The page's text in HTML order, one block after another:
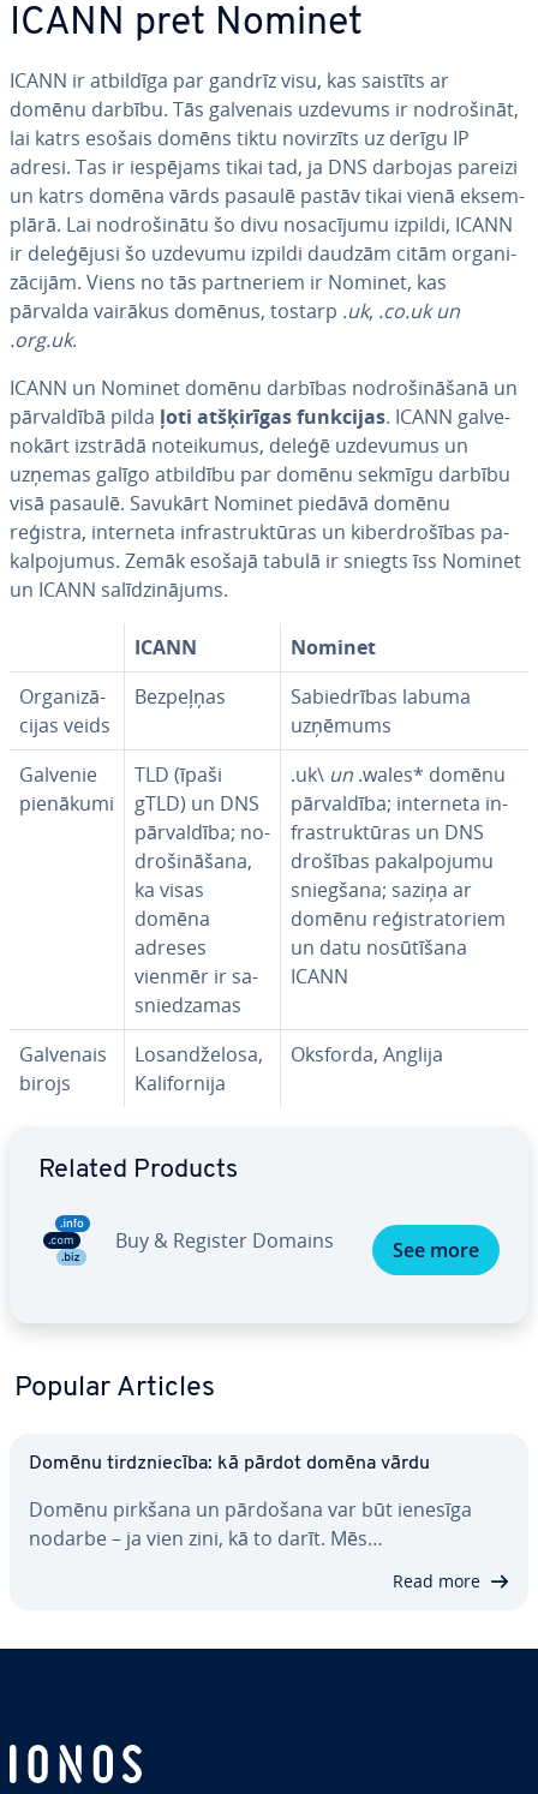
ICANN pret Nominet
ICANN ir atbildīga par gandrīz visu, kas saistīts ar
domēnu darbību. Tās galvenais uzdevums ir no­dro­ši­nāt,
lai katrs esošais domēns tiktu novirzīts uz derīgu IP
adresi. Tas ir iespējams tikai tad, ja DNS darbojas pareizi
un katrs domēna vārds pasaulē pastāv tikai vienā ek­s­em­
plā­rā. Lai no­dro­ši­nā­tu šo divu no­sa­cī­ju­mu izpildi, ICANN
ir de­le­ģē­ju­si šo uzdevumu izpildi daudzām citām or­ga­ni­
zā­ci­jām. Viens no tās par­tne­riem ir Nominet, kas
pārvalda vairākus domēnus, tostarp .uk, .co.ukun
.org.uk.
ICANN un Nominet domēnu darbības no­dro­ši­nā­ša­nā un
pār­val­dī­bā pilda ļoti at­šķi­rī­gas funkcijas. ICANN gal­ve­
no­kārt izstrādā no­tei­ku­mus, deleģē uzdevumus un
uzņemas galīgo atbildību par domēnu sekmīgu darbību
visā pasaulē. Savukārt Nominet piedāvā domēnu
reģistra, interneta in­fras­truk­tū­ras un ki­berdro­šī­bas pa­
kal­po­ju­mus. Zemāk esošajā tabulā ir sniegts īss Nominet
un ICANN sa­lī­dzi­nā­jums.
ICANN
Nominet
Or­ga­ni­zā­
ci­jas veids
Bezpeļņas
Sa­bied­rī­bas labuma
uzņēmums
Galvenie
pienākumi
TLD (īpaši
gTLD) un DNS
pār­val­dī­ba; no­
dro­ši­nā­ša­na,
ka visas
domēna
adreses
vienmēr ir sa­
snie­dza­mas
.uk\ un .wales* domēnu
pār­val­dī­ba; interneta in­
fras­truk­tū­ras un DNS
drošības pa­kal­po­ju­mu
sniegšana; saziņa ar
domēnu re­ģis­tra­to­riem
un datu no­sū­tī­ša­na
ICANN
Galvenais
birojs
Lo­sandže­lo­sa,
Ka­li­for­ni­ja
Oksforda, Anglija
Related Products
Buy & Register Domains See more
Popular Articles
Domēnu tirdznie­cī­ba: kā pārdot domēna vārdu
Domēnu pirkšana un pārdošana var būt ienesīga
nodarbe – ja vien zini, kā to darīt. Mēs…
Read more